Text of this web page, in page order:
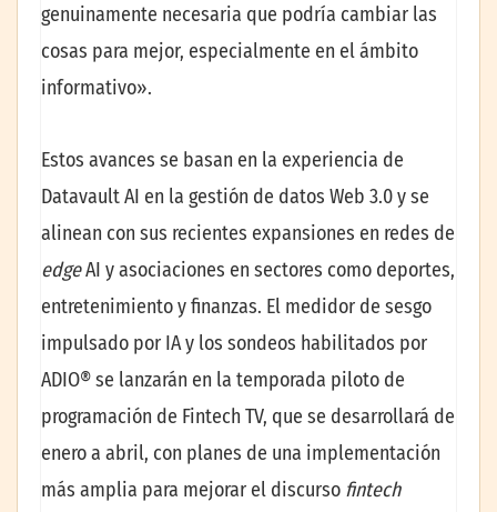
genuinamente necesaria que podría cambiar las
cosas para mejor, especialmente en el ámbito
informativo».
Estos avances se basan en la experiencia de
Datavault AI en la gestión de datos Web 3.0 y se
alinean con sus recientes expansiones en redes de
edgeAI y asociaciones en sectores como deportes,
entretenimiento y finanzas. El medidor de sesgo
impulsado por IA y los sondeos habilitados por
ADIO® se lanzarán en la temporada piloto de
programación de Fintech TV, que se desarrollará de
enero a abril, con planes de una implementación
más amplia para mejorar el discurso fintech